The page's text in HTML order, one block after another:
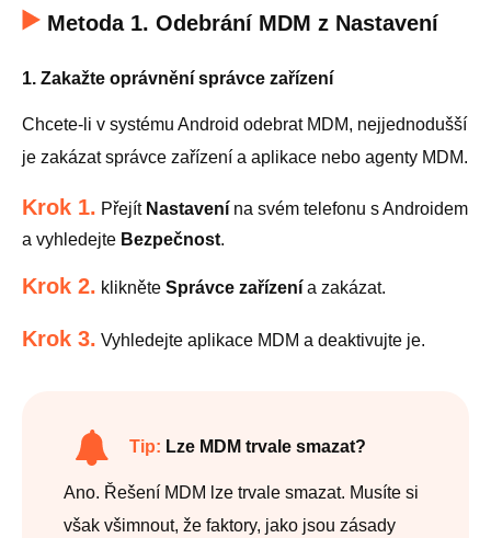
Metoda 1. Odebrání MDM z Nastavení
1. Zakažte oprávnění správce zařízení
Chcete-li v systému Android odebrat MDM, nejjednodušší
je zakázat správce zařízení a aplikace nebo agenty MDM.
Krok 1. Přejít Nastavení na svém telefonu s Androidem
a vyhledejte Bezpečnost.
Krok 2. klikněte Správce zařízení a zakázat.
Krok 3. Vyhledejte aplikace MDM a deaktivujte je.
Tip: Lze MDM trvale smazat?
Ano. Řešení MDM lze trvale smazat. Musíte si
však všimnout, že faktory, jako jsou zásady